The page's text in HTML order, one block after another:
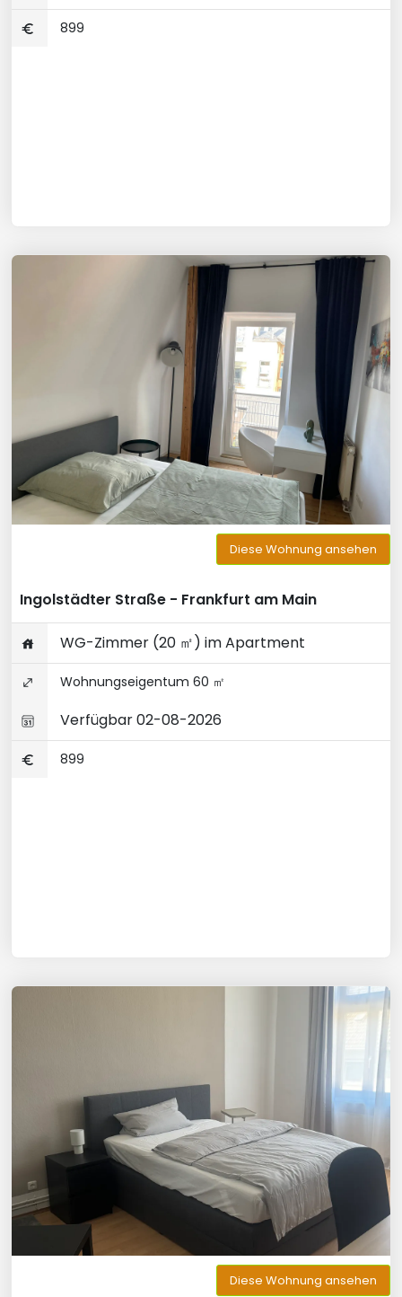
899
Diese Wohnung ansehen
Ingolstädter Straße - Frankfurt am Main
WG-Zimmer (20 ㎡) im Apartment
Wohnungseigentum 60 ㎡
Verfügbar 02-08-2026
899
Diese Wohnung ansehen